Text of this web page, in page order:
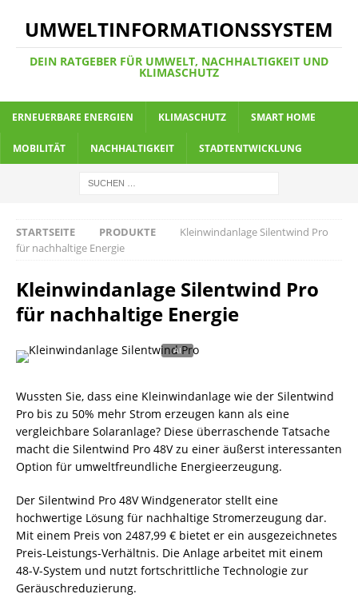
UMWELTINFORMATIONSSYSTEM
DEIN RATGEBER FÜR UMWELT, NACHHALTIGKEIT UND
KLIMASCHUTZ
ERNEUERBARE ENERGIEN KLIMASCHUTZ SMART HOME
MOBILITÄT NACHHALTIGKEIT STADTENTWICKLUNG
STARTSEITE PRODUKTE
Kleinwindanlage Silentwind Pro
für nachhaltige Energie
Kleinwindanlage Silentwind Pro
für nachhaltige Energie
Wussten Sie, dass eine Kleinwindanlage wie der Silentwind
Pro bis zu 50% mehr Strom erzeugen kann als eine
vergleichbare Solaranlage? Diese überraschende Tatsache
macht die Silentwind Pro 48V zu einer äußerst interessanten
Option für umweltfreundliche Energieerzeugung.
Der Silentwind Pro 48V Windgenerator stellt eine
hochwertige Lösung für nachhaltige Stromerzeugung dar.
Mit einem Preis von 2487,99 € bietet er ein ausgezeichnetes
Preis-Leistungs-Verhältnis. Die Anlage arbeitet mit einem
48-V-System und nutzt fortschrittliche Technologie zur
Geräuschreduzierung.